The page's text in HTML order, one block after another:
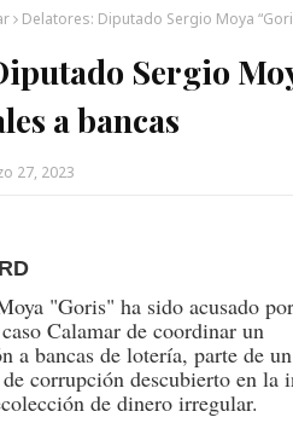
Delatores: Diputado Sergio Moya
Sergio
a bancas
27, 2023
"Goris" ha sido acusado por
Calamar de coordinar un
a bancas de lotería, parte de un
corrupción descubierto en
de dinero irregular.